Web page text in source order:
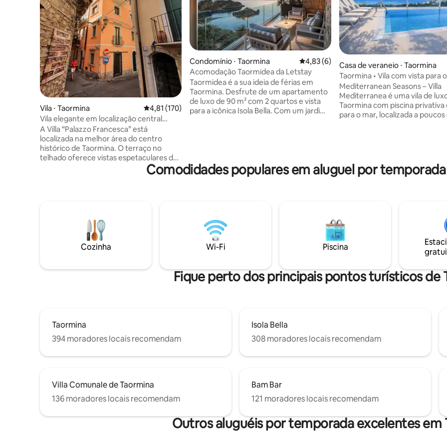
Vila ⋅ Taormina 4,81 de uma avaliação média de 5, 170 avaliações
4,81 (170)
Vila elegante em localização central
privilegiada Taormina
A Villa “Palazzo Francesca” está
localizada na melhor área do centro
histórico de Taormina. O terraço no
telhado oferece vistas espetaculares do
Monte. O Etna e o centro. Corso
Umberto, todos os pontos turísticos e os
estacionamento com manobrista
também é oferecido. A gôndola para a
praia fica a apenas 4 minutos a pé. A vila
é ideal para uma estadia sem carro ou
Hotel Timeo estão nas proximidades.
Condomínio ⋅ Taormina 4,83 de uma avaliação média de 5, 6
4,83 (6)
Acomodação Taormidea da Letstay
Taormidea é a sua ideia de férias em
Taormina. Desfrute de um apartamento
de luxo de 90 m² com 2 quartos e vista
para a icônica Isola Bella. Com um jardim
Wi-Fi rápido, ar-condicionado e
estacionamento privativo gratuito no
busca o melhor de Taormina!
Casa de veraneio ⋅ Taormina
Taormina • Vila com vista para
Piscina privativa
Mediterranean Seasons – Villa
Mediterranea é uma vila de
Taormina com piscina privativa
para o mar, localizada a
são iluminados e totalmente
com todo o conforto. A
uma estadia exclusiva em
Comodidades populares em aluguel por
Cozinha Wi-Fi Piscina
Fique perto dos principais pontos turísticos de
Taormina
394 moradores locais recomendam
Isola Bella
308 moradores locais recomendam
Villa Comunale de Taormina
136 moradores locais recomendam
Bam Bar
121 moradores locais recomendam
Outros aluguéis por temporada excelentes em